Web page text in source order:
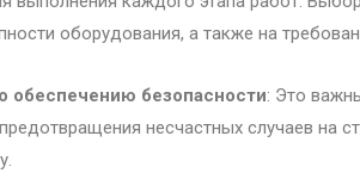
оборудования, а также на
обеспечению безопасности: Это
несчастных случаев на